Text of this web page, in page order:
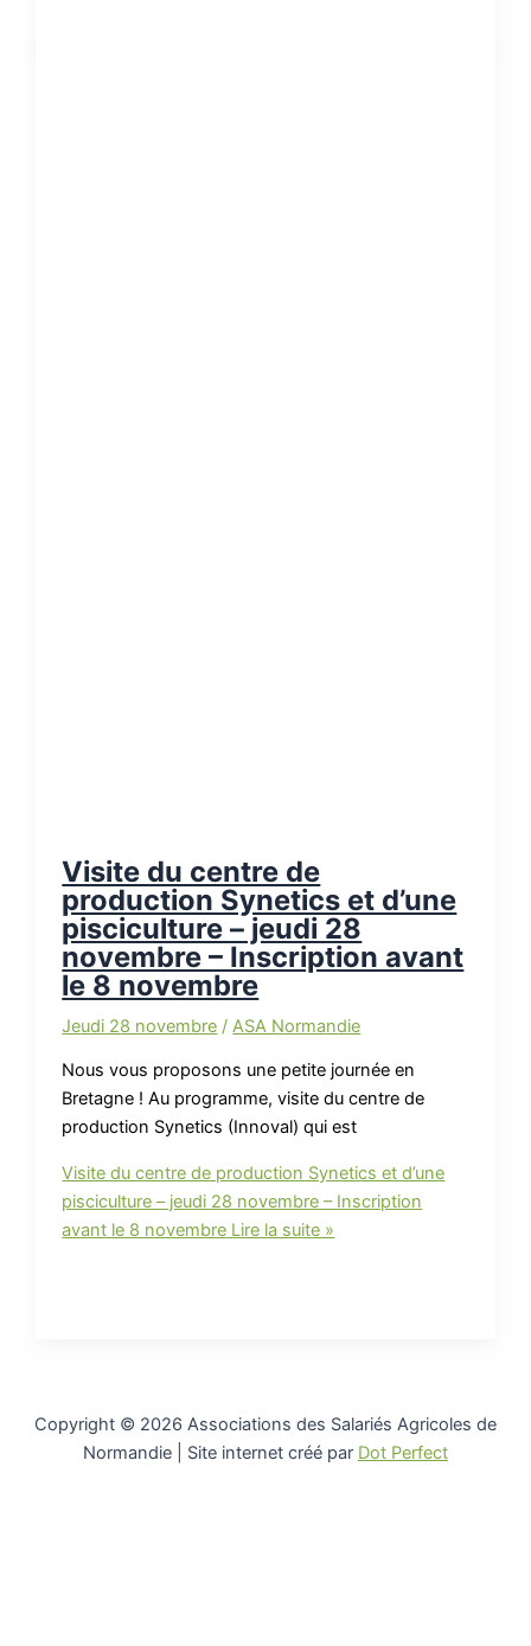
Visite du centre de
production Synetics et d’une
pisciculture – jeudi 28
novembre – Inscription avant
le 8 novembre
Jeudi 28 novembre /ASA Normandie
Nous vous proposons une petite journée en
Bretagne ! Au programme, visite du centre de
production Synetics (Innoval) qui est
Visite du centre de production Synetics et d’une
pisciculture – jeudi 28 novembre – Inscription
avant le 8 novembre Lire la suite »
Copyright © 2026 Associations des Salariés Agricoles de
Normandie | Site internet créé par Dot Perfect